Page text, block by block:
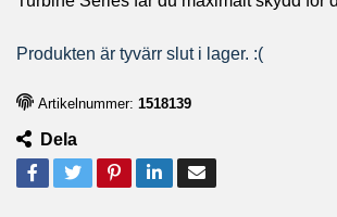
Produkten är tyvärr slut i lager. :(
Artikelnummer: 1518139
Dela